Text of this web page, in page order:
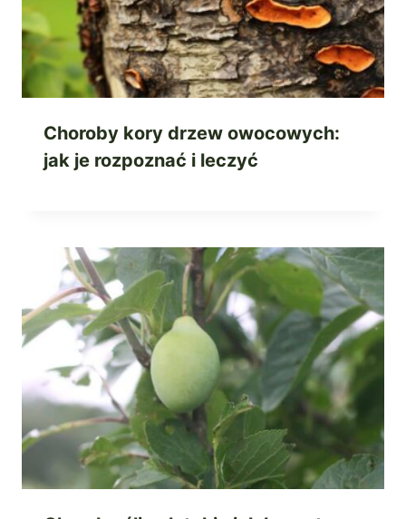
Choroby kory drzew owocowych:
jak je rozpoznać i leczyć